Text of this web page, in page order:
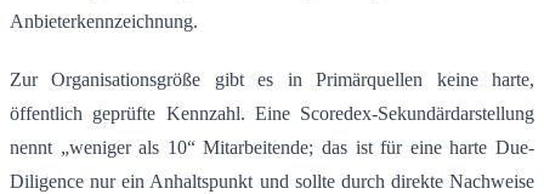
Anbieterkennzeichnung.
Zur Organisationsgröße gibt es in Primärquellen keine harte,
öffentlich geprüfte Kennzahl. Eine Scoredex-Sekundärdarstellung
nennt „weniger als 10“ Mitarbeitende; das ist für eine harte Due-
Diligence nur ein Anhaltspunkt und sollte durch direkte Nachweise